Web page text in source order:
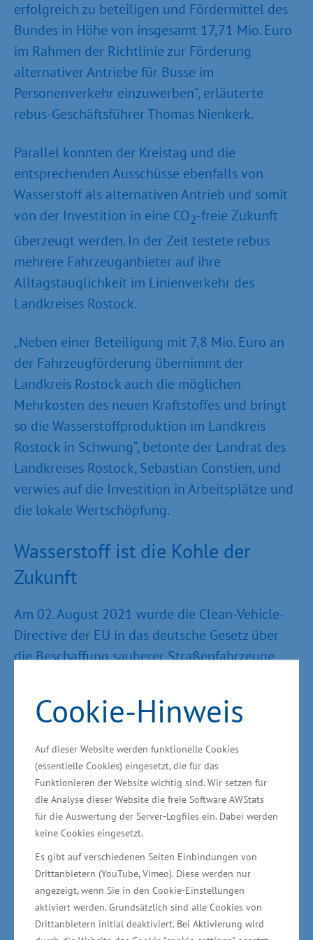
Cookie-Hinweis
Auf dieser Website werden funktionelle Cookies
(essentielle Cookies) eingesetzt, die für das
Funktionieren der Website wichtig sind. Wir setzen für
die Analyse dieser Website die freie Software AWStats
für die Auswertung der Server-Logfiles ein. Dabei werden
keine Cookies eingesetzt.
Es gibt auf verschiedenen Seiten Einbindungen von
Drittanbietern (YouTube, Vimeo). Diese werden nur
angezeigt, wenn Sie in den Cookie-Einstellungen
aktiviert werden. Grundsätzlich sind alle Cookies von
Drittanbietern initial deaktiviert. Bei Aktivierung wird
erfolgreich zu beteiligen und Fördermittel des
Bundes in Höhe von insgesamt 17,71 Mio. Euro
im Rahmen der Richtlinie zur Förderung
alternativer Antriebe für Busse im
Personenverkehr einzuwerben“, erläuterte
rebus-Geschäftsführer Thomas Nienkerk.
Parallel konnten der Kreistag und die
entsprechenden Ausschüsse ebenfalls von
Wasserstoff als alternativen Antrieb und somit
von der Investition in eine CO2-freie Zukunft
überzeugt werden. In der Zeit testete rebus
mehrere Fahrzeuganbieter auf ihre
Alltagstauglichkeit im Linienverkehr des
Landkreises Rostock.
„Neben einer Beteiligung mit 7,8 Mio. Euro an
der Fahrzeugförderung übernimmt der
Landkreis Rostock auch die möglichen
Mehrkosten des neuen Kraftstoffes und bringt
so die Wasserstoffproduktion im Landkreis
Rostock in Schwung“, betonte der Landrat des
Landkreises Rostock, Sebastian Constien, und
verwies auf die Investition in Arbeitsplätze und
die lokale Wertschöpfung.
Wasserstoff ist die Kohle der
Zukunft
Am 02. August 2021 wurde die Clean-Vehicle-
Directive der EU in das deutsche Gesetz über
die Beschaffung sauberer Straßenfahrzeuge
SaubFahrzeugBeschG) überführt und
verbindlich in Kraft gesetzt. Es schreibt vor, dass
neubeschafften Stadtbusse im ÖPNV sauber
und 22,5 Prozent sogar CO2-frei sein müssen. Ab
2026 wird diese Quote weiter verschärft. rebus
erfüllt durch die Anschaffung der
Wasserstoffbusse diese Vorgaben.
„Das ist gut fürs Klima und gut für die Region,
denn rebus spart so jährlich 2 Mio. kg CO2
Das freut nicht nur die Eisbären, die mit am